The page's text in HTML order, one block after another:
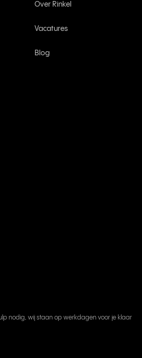
Over Rinkel
Vacatures
Blog
nodig, wij staan op werkdagen voor je klaar